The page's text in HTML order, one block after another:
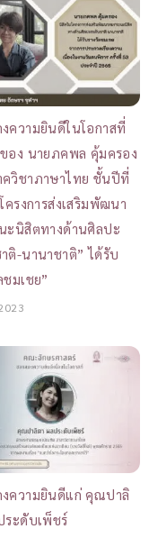
ความยินดีในโอกาสที่
อง นายภคพล คุ้มครอง
วิชาภาษาไทย ชั้นปีที่
ครงการส่งเสริมพัฒนา
ะนิสิตทางด้านศิลปะ
ติ-นานาชาติ” ได้รับ
ชมเชย”
ความยินดีแก่ คุณปาลิ
ระดับเพ็ชร์